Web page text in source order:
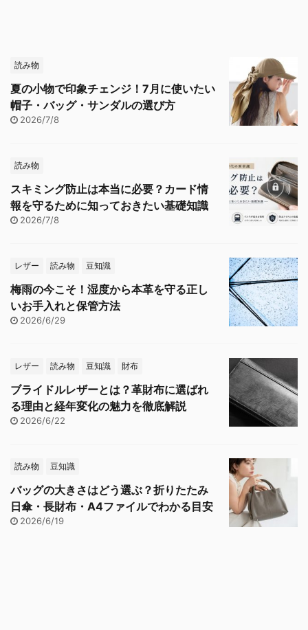
読み物
夏の小物で印象チェンジ！7月に使いたい
帽子・バッグ・サンダルの選び方
2026/7/8
読み物
スキミング防止は本当に必要？カード情
報を守るために知っておきたい基礎知識
2026/7/8
レザー 読み物 豆知識
梅雨の今こそ！湿度から本革を守る正し
いお手入れと保管方法
2026/6/29
レザー 読み物 豆知識 財布
ブライドルレザーとは？革財布に選ばれ
る理由と経年変化の魅力を徹底解説
2026/6/22
読み物 豆知識
バッグの大きさはどう選ぶ？折りたたみ
日傘・長財布・A4ファイルでわかる目安
2026/6/19